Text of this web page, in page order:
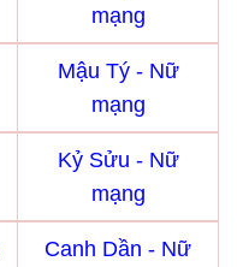
mạng
Mậu Tý - Nữ
mạng
Kỷ Sửu - Nữ
mạng
Canh Dần - Nữ